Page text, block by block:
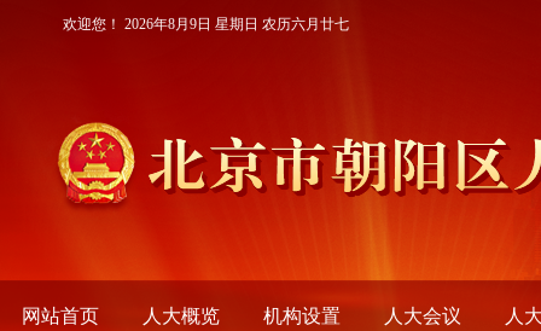
欢迎您！ 2026年8月9日 星期日 农历六月廿七
网站首页 人大概览 机构设置 人大会议 人